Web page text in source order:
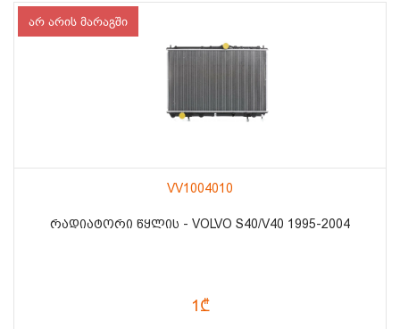
არ არის მარაგში
VV1004010
ᲠᲐᲓᲘᲐᲢᲝᲠᲘ ᲬᲧᲚᲘᲡ - VOLVO S40/V40 1995-2004
1₾